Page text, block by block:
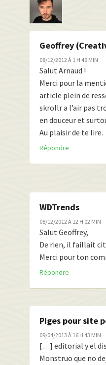
Geoffrey
08/12/2012 À 1 H 49 MIN
Salut Arnaud !
Merci pour la
article plein de
skrollr a l’air pas
en douceur et
Au plaisir de te lire.
Répondre
WDTrends
08/12/2012 À 12 H 02 MIN
Salut Geoffrey,
De rien, il faillait
Merci pour ton
Répondre
Piges pour site
09/04/2013 À 16 H 43 MIN
[…] editorial y el
Monstruo que no